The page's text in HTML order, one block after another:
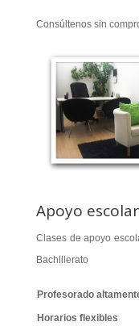
Consúltenos sin
Apoyo
Clases de apoyo
Bachillerato
Profesorado
Horarios flexibles